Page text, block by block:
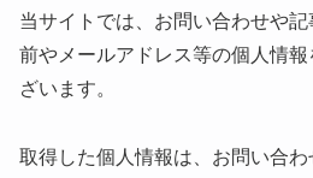
当サイトでは、お問い合わせや
前やメールアドレス等の個人情
ざいます。
取得した個人情報は、お問い合